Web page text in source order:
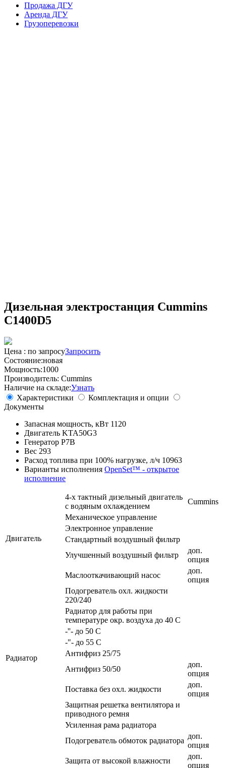
Продажа ДГУ
Аренда ДГУ
Грузоперевозки
Дизельная электростанция Cummins
C1400D5
Цена : по запросуЗапросить
Состояние:новая
Мощность:1000
Производитель: Cummins
Наличие на складе:Узнать
Характеристики
Комплектация и опции
Документы
Запасная мощность, кВт 1120
Двигатель KTA50G3
Генератор P7B
Вес 293
Расход топлива при 100% нагрузке, л/ч 10963
Варианты исполнения OpenSet™ - открытое
исполнение
Двигатель
4-х тактный дизельный двигатель
с водяным охлаждением
Cummins
Механическое управление
Электронное управление
Стандартный воздушный фильтр
Улучшенный воздушный фильтр
доп.
опция
Маслооткачивающий насос
доп.
опция
Радиатор
Подогреватель охл. жидкости
220/240
Радиатор для работы при
температуре окр. воздуха до 40 С
-''- до 50 С
-"- до 55 С
Антифриз 25/75
Антифриз 50/50
доп.
опция
Поставка без охл. жидкости
доп.
опция
Защитная решетка вентилятора и
приводного ремня
Усиленная рама радиатора
Подогреватель обмоток радиатора
доп.
опция
Защита от высокой влажности
доп.
опция